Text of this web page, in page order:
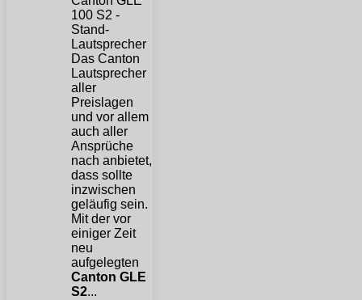
Das Canton
Lautsprecher
aller
Preislagen
und vor allem
auch aller
Ansprüche
nach anbietet,
dass sollte
inzwischen
geläufig sein.
Mit der vor
einiger Zeit
neu
aufgelegten
Canton GLE
S2...